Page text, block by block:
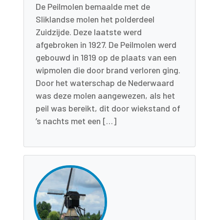
De Peilmolen bemaalde met de
Sliklandse molen het polderdeel
Zuidzijde. Deze laatste werd
afgebroken in 1927. De Peilmolen werd
gebouwd in 1819 op de plaats van een
wipmolen die door brand verloren ging.
Door het waterschap de Nederwaard
was deze molen aangewezen, als het
peil was bereikt, dit door wiekstand of
’s nachts met een […]